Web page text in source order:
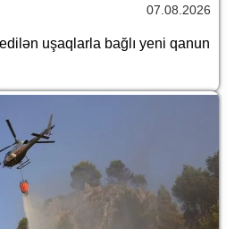
07.08.2026
uşaqlarla bağlı yeni qanun